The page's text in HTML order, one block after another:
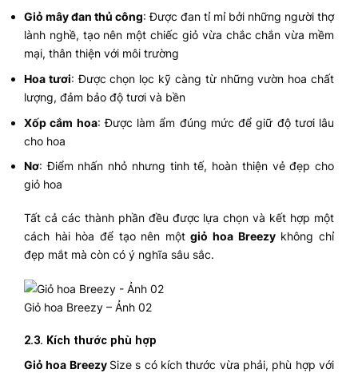
Giỏ mây đan thủ công: Được đan tỉ mỉ bởi những người thợ
lành nghề, tạo nên một chiếc giỏ vừa chắc chắn vừa mềm
mại, thân thiện với môi trường
Hoa tươi: Được chọn lọc kỹ càng từ những vườn hoa chất
lượng, đảm bảo độ tươi và bền
Xốp cắm hoa: Được làm ẩm đúng mức để giữ độ tươi lâu
cho hoa
Nơ: Điểm nhấn nhỏ nhưng tinh tế, hoàn thiện vẻ đẹp cho
giỏ hoa
Tất cả các thành phần đều được lựa chọn và kết hợp một
cách hài hòa để tạo nên mộtgiỏ hoa Breezykhông chỉ
đẹp mắt mà còn có ý nghĩa sâu sắc.
Giỏ hoa Breezy – Ảnh 02
2.3. Kích thước phù hợp
Giỏ hoa Breezy Size s có kích thước vừa phải, phù hợp với